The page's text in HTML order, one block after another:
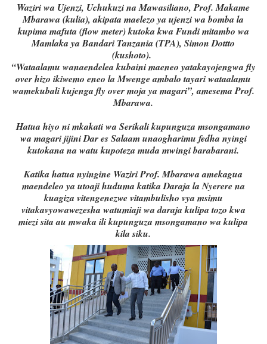
Waziri wa Ujenzi, Uchukuzi na Mawasiliano, Prof. Makame
Mbarawa (kulia), akipata maelezo ya ujenzi wa bomba la
kupima mafuta (flow meter) kutoka kwa Fundi mitambo wa
Mamlaka ya Bandari Tanzania (TPA), Simon Dottto
(kushoto).
“Wataalamu wanaendelea kubaini maeneo yatakayojengwa fly
over hizo ikiwemo eneo la Mwenge ambalo tayari wataalamu
wamekubali kujenga fly over moja ya magari”, amesema Prof.
Mbarawa.
Hatua hiyo ni mkakati wa Serikali kupunguza msongamano
wa magari jijini Dar es Salaam unaogharimu fedha nyingi
kutokana na watu kupoteza muda mwingi barabarani.
Katika hatua nyingine Waziri Prof. Mbarawa amekagua
maendeleo ya utoaji huduma katika Daraja la Nyerere na
kuagiza vitengenezwe vitambulisho vya msimu
vitakavyowawezesha watumiaji wa daraja kulipa tozo kwa
miezi sita au mwaka ili kupunguza msongamano wa kulipa
kila siku.